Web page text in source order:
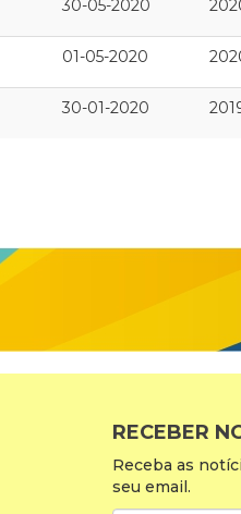
30-05-2020
01-05-2020
30-01-2020
RECEBER
Receba as
seu email.